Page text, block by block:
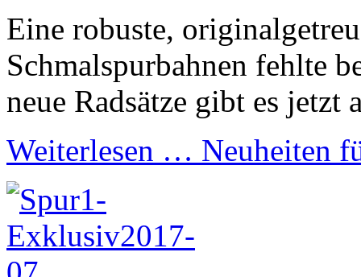
Eine robuste,
Schmalspurbahnen fehlte
neue Radsätze gibt es jetzt
Weiterlesen … Neuheiten